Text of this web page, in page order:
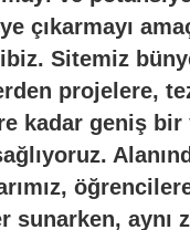
çıkarmayı
Sitemiz
projelere,
kadar geniş bir
sunarken, aynı